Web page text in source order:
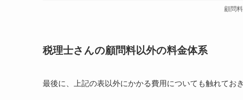
顧問
税理士さんの顧問料以外の料金体系
最後に、上記の表以外にかかる費用についても触れておき